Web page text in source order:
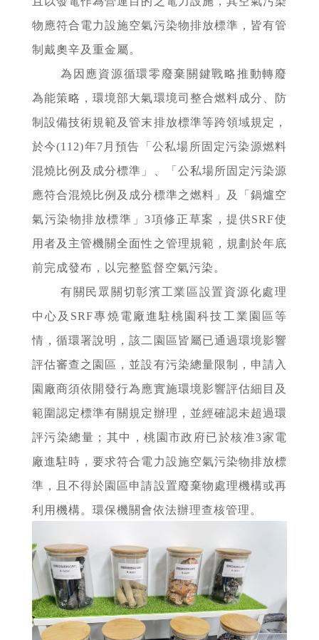
物應符合電力設施空氣污染物排放標準，皆有管
制戴奧辛及重金屬。
為因應資源循環零廢棄關鍵戰略推動轉廢
為能策略，環境部大氣環境司整合燃料成分、防
制設備技術規範及管末排放標準等跨領域規定，
於今(112)年7月預告「公私場所固定污染源燃料
混燒比例及成分標準」、「公私場所固定污染源
應符合混燒比例及成分標準之燃料」及「鍋爐空
氣污染物排放標準」3項修正草案，提供SRF使
用者及主管機關全面性之管理規範，規劃於年底
前完成發布，以完整監督空氣污染。
有關民眾關切彰濱工業區設置資源化處理
中心及SRF專燒電廠進駐桃園科技工業園區等
情，循環署說明，該二園區皆屬已通過環境影響
評估審查之園區，並設有污染總量限制，申請入
園廠商須依開發行為應實施環境影響評估細目及
範圍認定標準有關規定辦理，並經確認未超過環
評污染總量；其中，桃園市政府已於核准3家電
廠進駐時，要求符合電力設施空氣污染物排放標
準，且不得於園區申請設置廢棄物處理機構或再
利用機構。環保機關會依法辦理查核管理。